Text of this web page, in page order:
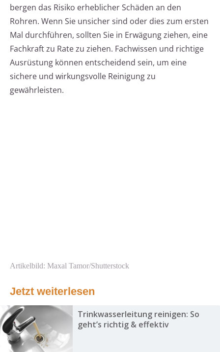
bergen das Risiko erheblicher Schäden an den
Rohren. Wenn Sie unsicher sind oder dies zum ersten
Mal durchführen, sollten Sie in Erwägung ziehen, eine
Fachkraft zu Rate zu ziehen. Fachwissen und richtige
Ausrüstung können entscheidend sein, um eine
sichere und wirkungsvolle Reinigung zu
gewährleisten.
Artikelbild: Maxal Tamor/Shutterstock
Jetzt weiterlesen
Trinkwasserleitung reinigen: So
geht’s richtig & effektiv